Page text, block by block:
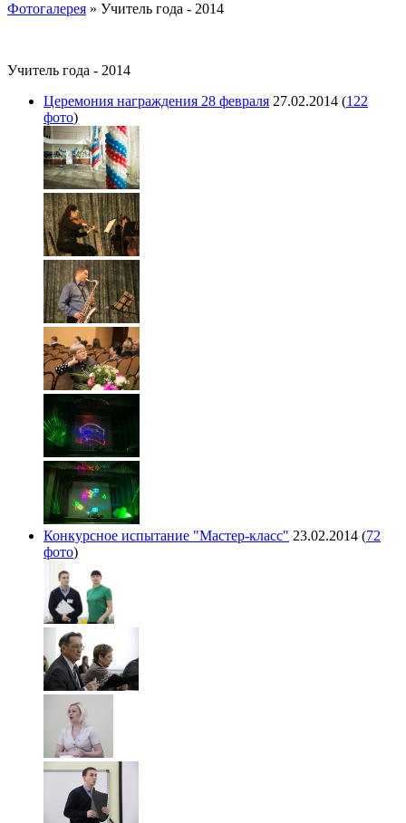
Фотогалерея » Учитель года - 2014
Учитель года - 2014
Церемония награждения 28 февраля 27.02.2014 (122
фото)
Конкурсное испытание "Мастер-класс" 23.02.2014 (72
фото)